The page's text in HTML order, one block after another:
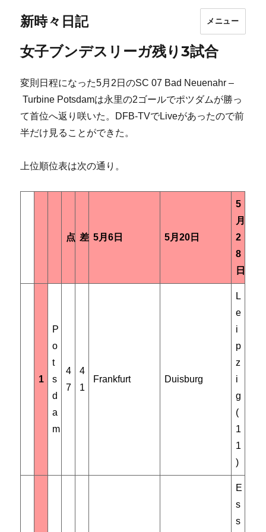
新時々日記 メニュー
女子ブンデスリーガ残り3試合
変則日程になった5月2日のSC 07 Bad Neuenahr –
Turbine Potsdamは永里の2ゴールでポツダムが勝っ
て首位へ返り咲いた。DFB-TVでLiveがあったので前
半だけ見ることができた。
上位順位表は次の通り。
点 差 5月6日 5月20日
5
月
2
8
日
1
P
o
t
s
d
a
m
4
7
4
1
Frankfurt Duisburg
L
e
i
p
z
i
g
(
1
1
)
E
s
s